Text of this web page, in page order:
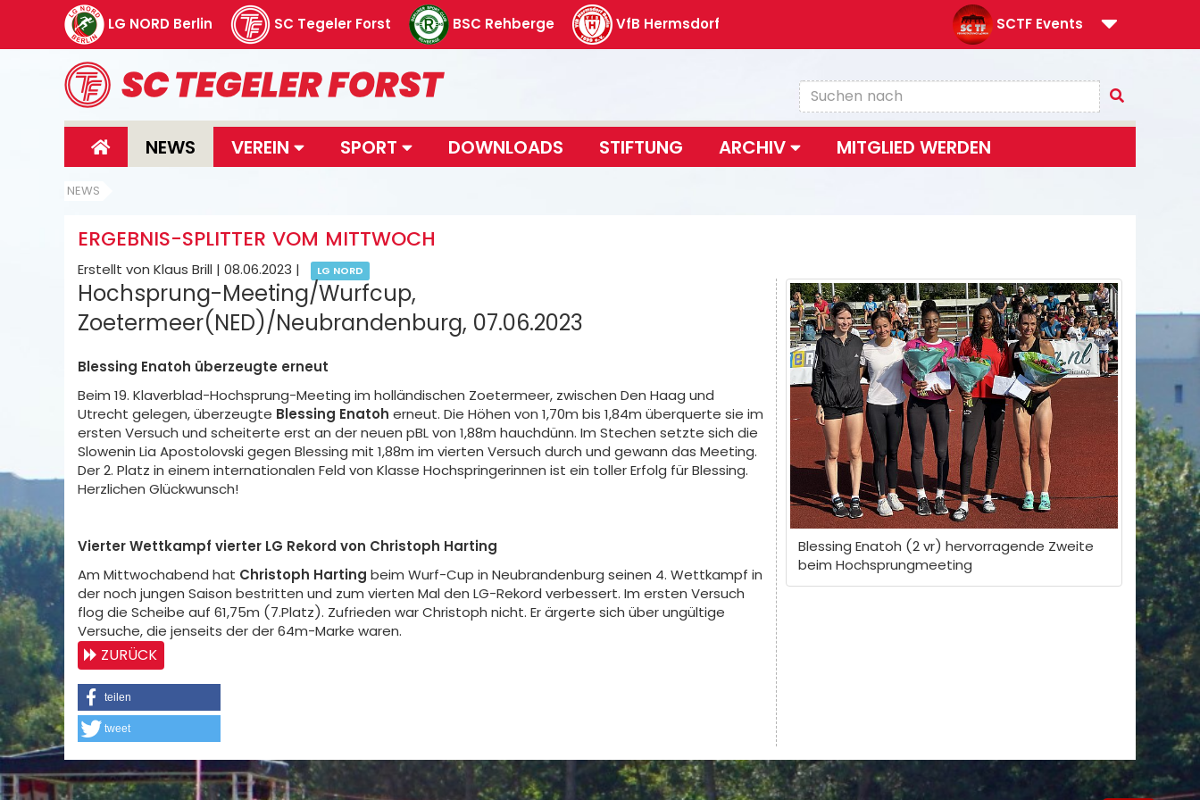
LG NORD Berlin SC Tegeler Forst BSC Rehberge VfB Hermsdorf SCTF Events
NEWS VEREIN SPORT DOWNLOADS STIFTUNG ARCHIV MITGLIED WERDEN
NEWS
ERGEBNIS-SPLITTER VOM MITTWOCH
Erstellt von Klaus Brill | 08.06.2023 | LG NORD
Hochsprung-Meeting/Wurfcup,
Zoetermeer(NED)/Neubrandenburg, 07.06.2023
Blessing Enatoh überzeugte erneut
Beim 19. Klaverblad-Hochsprung-Meeting im holländischen Zoetermeer, zwischen Den Haag und
Utrecht gelegen, überzeugte Blessing Enatoh erneut. Die Höhen von 1,70m bis 1,84m überquerte sie im
ersten Versuch und scheiterte erst an der neuen pBL von 1,88m hauchdünn. Im Stechen setzte sich die
Slowenin Lia Apostolovski gegen Blessing mit 1,88m im vierten Versuch durch und gewann das Meeting.
Der 2. Platz in einem internationalen Feld von Klasse Hochspringerinnen ist ein toller Erfolg für Blessing.
Herzlichen Glückwunsch!
Vierter Wettkampf vierter LG Rekord von Christoph Harting
Am Mittwochabend hat Christoph Harting beim Wurf-Cup in Neubrandenburg seinen 4. Wettkampf in
der noch jungen Saison bestritten und zum vierten Mal den LG-Rekord verbessert. Im ersten Versuch
flog die Scheibe auf 61,75m (7.Platz). Zufrieden war Christoph nicht. Er ärgerte sich über ungültige
Versuche, die jenseits der der 64m-Marke waren.
ZURÜCK
teilen
tweet
Blessing Enatoh (2 vr) hervorragende Zweite
beim Hochsprungmeeting